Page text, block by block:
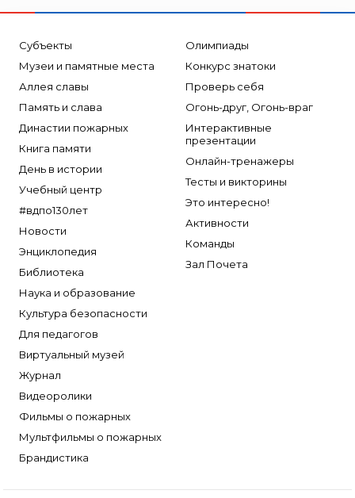
Субъекты
Музеи и памятные места
Аллея славы
Память и слава
Династии пожарных
Книга памяти
День в истории
Учебный центр
#вдпо130лет
Новости
Энциклопедия
Библиотека
Наука и образование
Культура безопасности
Для педагогов
Виртуальный музей
Журнал
Видеоролики
Фильмы о пожарных
Мультфильмы о пожарных
Брандистика
Олимпиады
Конкурс знатоки
Проверь себя
Огонь-друг, Огонь-враг
Интерактивные
презентации
Онлайн-тренажеры
Тесты и викторины
Это интересно!
Активности
Команды
Зал Почета